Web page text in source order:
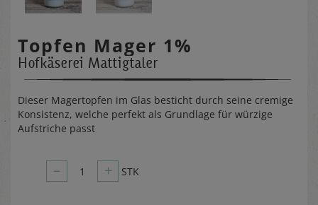
Topfen Mager 1%
Hofkäserei Mattigtaler
Dieser Magertopfen im Glas besticht durch seine cremige
Konsistenz, welche perfekt als Grundlage für würzige
Aufstriche passt
– 1 + STK